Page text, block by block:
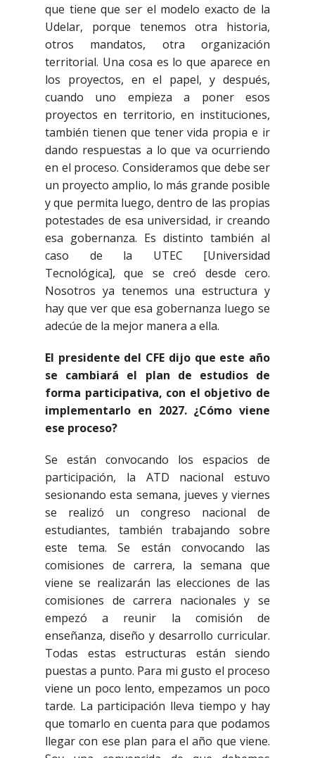
que tiene que ser el modelo exacto de la
Udelar, porque tenemos otra historia,
otros mandatos, otra organización
territorial. Una cosa es lo que aparece en
los proyectos, en el papel, y después,
cuando uno empieza a poner esos
proyectos en territorio, en instituciones,
también tienen que tener vida propia e ir
dando respuestas a lo que va ocurriendo
en el proceso. Consideramos que debe ser
un proyecto amplio, lo más grande posible
y que permita luego, dentro de las propias
potestades de esa universidad, ir creando
esa gobernanza. Es distinto también al
caso de la UTEC [Universidad
Tecnológica], que se creó desde cero.
Nosotros ya tenemos una estructura y
hay que ver que esa gobernanza luego se
adecúe de la mejor manera a ella.
El presidente del CFE dijo que este año
se cambiará el plan de estudios de
forma participativa, con el objetivo de
implementarlo en 2027. ¿Cómo viene
ese proceso?
Se están convocando los espacios de
participación, la ATD nacional estuvo
sesionando esta semana, jueves y viernes
se realizó un congreso nacional de
estudiantes, también trabajando sobre
este tema. Se están convocando las
comisiones de carrera, la semana que
viene se realizarán las elecciones de las
comisiones de carrera nacionales y se
empezó a reunir la comisión de
enseñanza, diseño y desarrollo curricular.
Todas estas estructuras están siendo
puestas a punto. Para mi gusto el proceso
viene un poco lento, empezamos un poco
tarde. La participación lleva tiempo y hay
que tomarlo en cuenta para que podamos
llegar con ese plan para el año que viene.